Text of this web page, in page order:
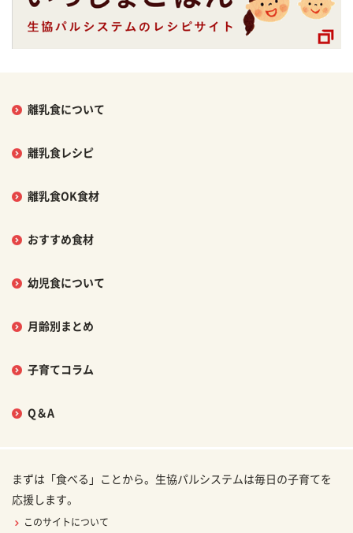
離乳食について
離乳食レシピ
離乳食OK食材
おすすめ食材
幼児食について
月齢別まとめ
子育てコラム
Q＆A
まずは「食べる」ことから。生協パルシステムは毎日の子育てを
応援します。
このサイトについて